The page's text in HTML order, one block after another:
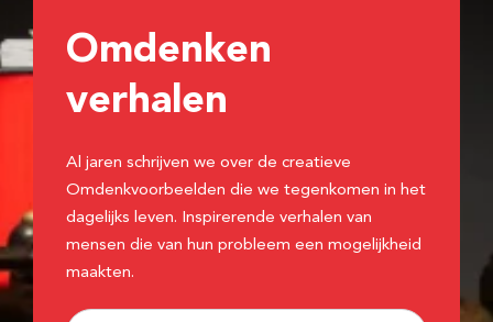
Omdenken
verhalen
Al jaren schrijven we over de creatieve
Omdenkvoorbeelden die we tegenkomen in het
dagelijks leven. Inspirerende verhalen van
mensen die van hun probleem een mogelijkheid
maakten.